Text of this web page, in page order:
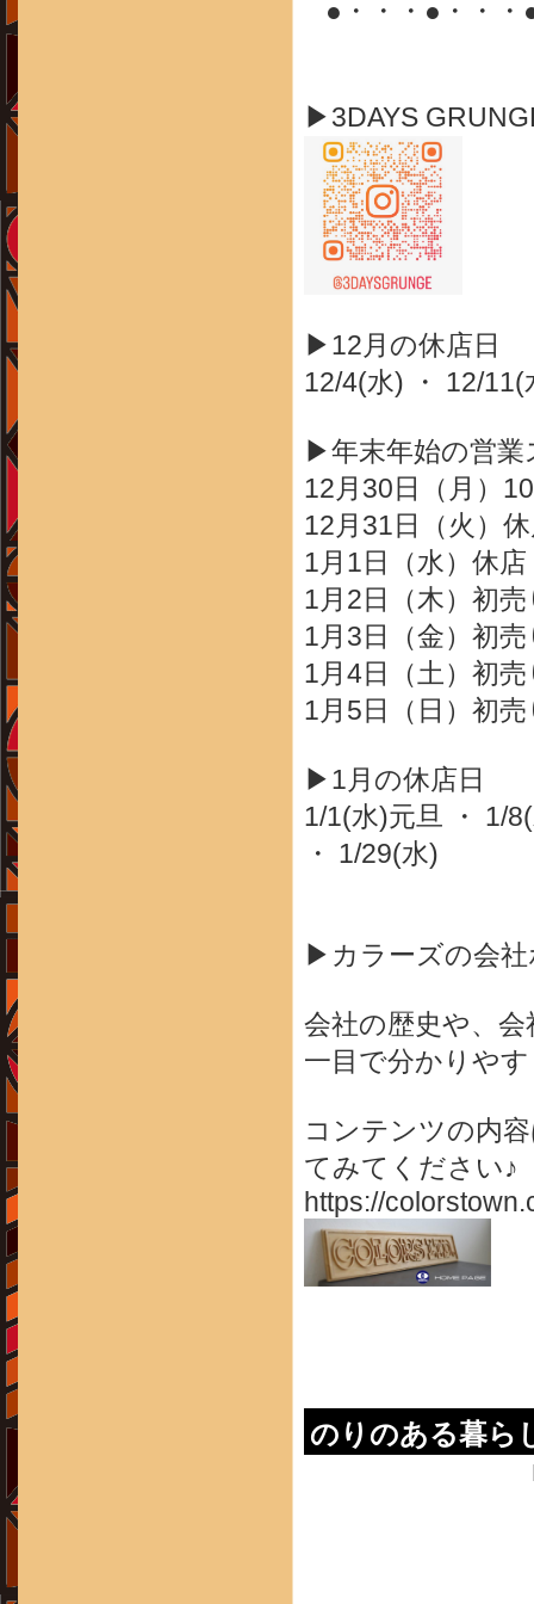
●・・・●・・
▶3DAYS
▶12月の休店日
12/4(水) ・ 12/
▶年末年始の営
12月30日（月）
12月31日（火）
1月1日（水）休店
1月2日（木）初
1月3日（金）初
1月4日（土）初
1月5日（日）初
▶1月の休店日
1/1(水)元旦 ・ 1/
・ 1/29(水)
▶カラーズの会
会社の歴史や、
一目で分かりや
コンテンツの内
てみてください♪
https://
のりのある暮